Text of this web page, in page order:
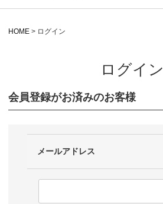
HOME ログイン
ログイン
会員登録がお済みのお客様
メールアドレス